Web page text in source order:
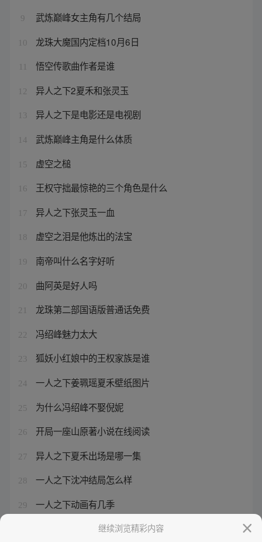
9 武炼巅峰女主角有几个结局
10 龙珠大魔国内定档10月6日
悟空传歌曲作者是谁
12 异人之下2夏禾和张灵玉
13 异人之下是电影还是电视剧
14 武炼巅峰主角是什么体质
15 虚空之槌
16 王权守拙最惊艳的三个角色是什么
17 异人之下张灵玉一血
18 虚空之泪是他炼出的法宝
19 南帝叫什么名字好听
20 曲阿英是好人吗
21 龙珠第二部国语版普通话免费
22 冯绍峰魅力太大
23 狐妖小红娘中的王权家族是谁
24 一人之下姜珮瑶夏禾壁纸图片
25 为什么冯绍峰不娶倪妮
26 开局一座山原著小说在线阅读
27 异人之下夏禾出场是哪一集
28 一人之下沈冲结局怎么样
29 一人之下动画有几季
开局一座山六皇子叫什么名字
继续浏览精彩内容